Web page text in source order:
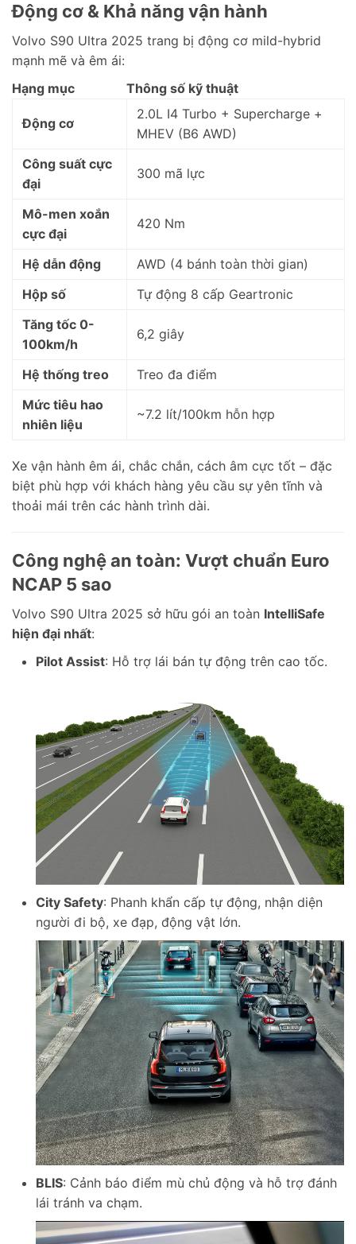
Động cơ & Khả năng vận hành
Volvo S90 Ultra 2025 trang bị động cơ mild-hybrid
mạnh mẽ và êm ái:
Hạng mục
Thông số kỹ thuật
Động cơ
2.0L I4 Turbo + Supercharge +
MHEV (B6 AWD)
Công suất cực
đại
300 mã lực
Mô-men xoắn
cực đại
420 Nm
Hệ dẫn động
AWD (4 bánh toàn thời gian)
Hộp số
Tự động 8 cấp Geartronic
Tăng tốc 0-
100km/h
6,2 giây
Hệ thống treo
Treo đa điểm
Mức tiêu hao
nhiên liệu
~7.2 lít/100km hỗn hợp
Xe vận hành êm ái, chắc chắn, cách âm cực tốt – đặc
biệt phù hợp với khách hàng yêu cầu sự yên tĩnh và
thoải mái trên các hành trình dài.
Công nghệ an toàn: Vượt chuẩn Euro
NCAP 5 sao
Volvo S90 Ultra 2025 sở hữu gói an toàn IntelliSafe
hiện đại nhất:
Pilot Assist: Hỗ trợ lái bán tự động trên cao tốc.
City Safety: Phanh khẩn cấp tự động, nhận diện
người đi bộ, xe đạp, động vật lớn.
BLIS: Cảnh báo điểm mù chủ động và hỗ trợ đánh
lái tránh va chạm.